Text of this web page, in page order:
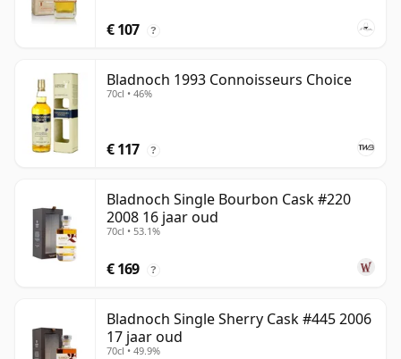
€ 107 ?
Bladnoch 1993 Connoisseurs Choice
70cl • 46%
€ 117 ?
Bladnoch Single Bourbon Cask #220
2008 16 jaar oud
70cl • 53.1%
€ 169 ?
Bladnoch Single Sherry Cask #445 2006
17 jaar oud
70cl • 49.9%